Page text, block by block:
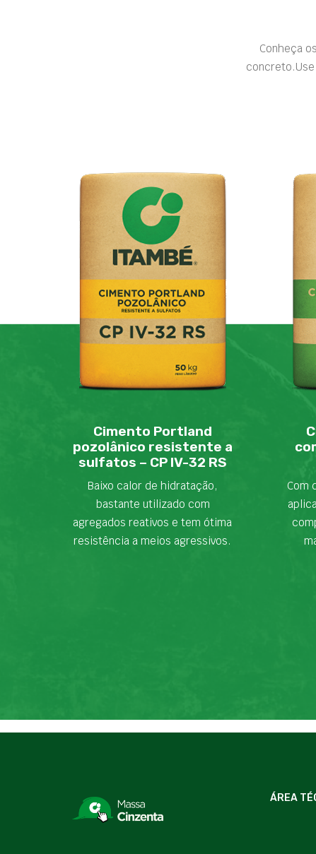
Conheça
Cimento Portland
pozolânico resistente a
sulfatos – CP IV-32 RS
Baixo calor de hidratação,
bastante utilizado com
agregados reativos e tem ótima
resistência a meios agressivos.
Com
ÁREA